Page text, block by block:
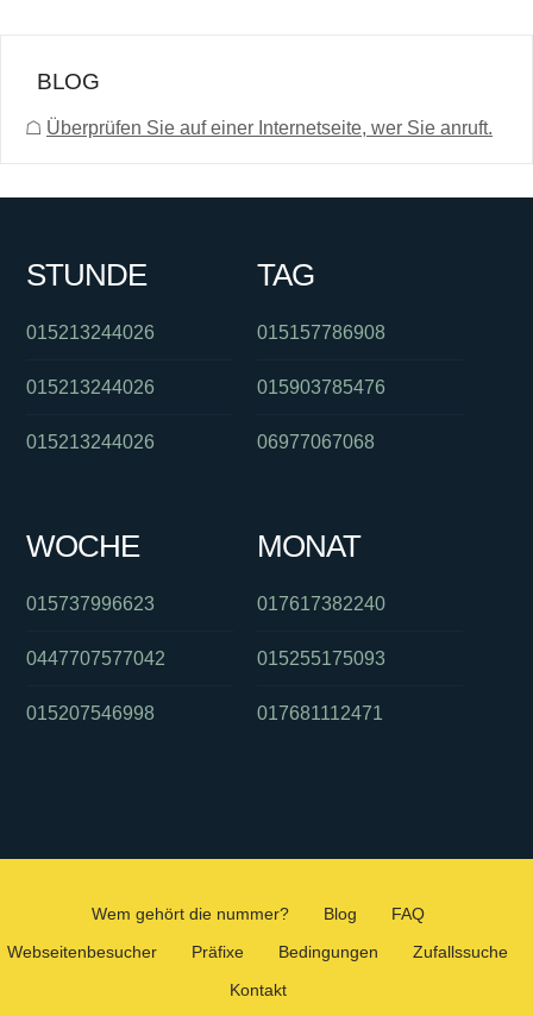
BLOG
☖ Überprüfen Sie auf einer Internetseite, wer Sie anruft.
STUNDE
015213244026
015213244026
015213244026
TAG
015157786908
015903785476
06977067068
WOCHE
015737996623
0447707577042
015207546998
MONAT
017617382240
015255175093
017681112471
Wem gehört die nummer? Blog
FAQ
Webseitenbesucher
Präfixe Bedingungen
Zufallssuche
Kontakt